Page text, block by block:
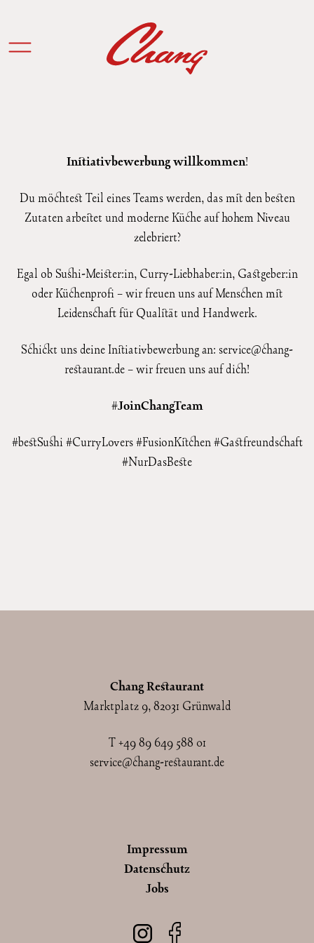
Initiativbewerbung willkommen!
Du möchtest Teil eines Teams werden, das mit den besten
Zutaten arbeitet und moderne Küche auf hohem Niveau
zelebriert?
Egal ob Sushi-Meister:in, Curry-Liebhaber:in, Gastgeber:in
oder Küchenprofi – wir freuen uns auf Menschen mit
Leidenschaft für Qualität und Handwerk.
Schickt uns deine Initiativbewerbung an: service@chang-
restaurant.de – wir freuen uns auf dich!
#JoinChangTeam
#bestSushi #CurryLovers #FusionKitchen #Gastfreundschaft
#NurDasBeste
Chang Restaurant
Marktplatz 9, 82031 Grünwald
T +49 89 649 588 01
service@chang-restaurant.de
Impressum
Datenschutz
Jobs